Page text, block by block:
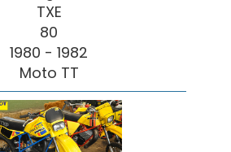
TXE
80
1980 - 1982
Moto TT